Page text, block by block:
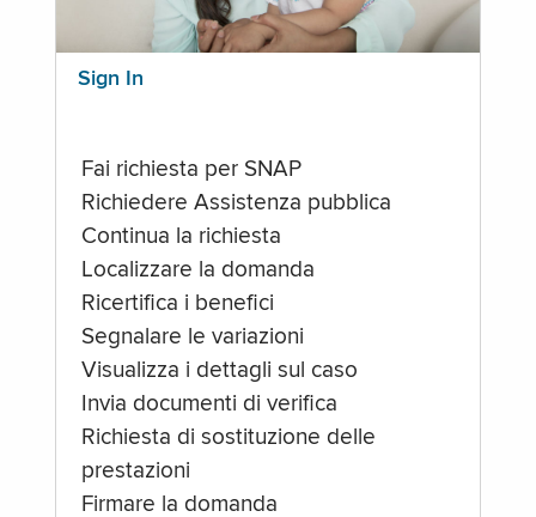
Sign In
Fai richiesta per SNAP
Richiedere Assistenza pubblica
Continua la richiesta
Localizzare la domanda
Ricertifica i benefici
Segnalare le variazioni
Visualizza i dettagli sul caso
Invia documenti di verifica
Richiesta di sostituzione delle
prestazioni
Firmare la domanda